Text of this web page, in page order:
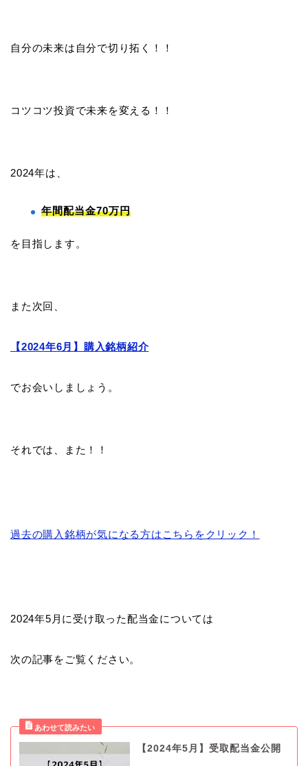
自分の未来は自分で切り拓く！！
コツコツ投資で未来を変える！！
2024年は、
年間配当金70万円
を目指します。
また次回、
【2024年6月】購入銘柄紹介
でお会いしましょう。
それでは、また！！
過去の購入銘柄が気になる方はこちらをクリック！
2024年5月に受け取った配当金については
次の記事をご覧ください。
【2024年5月】受取配当金公開